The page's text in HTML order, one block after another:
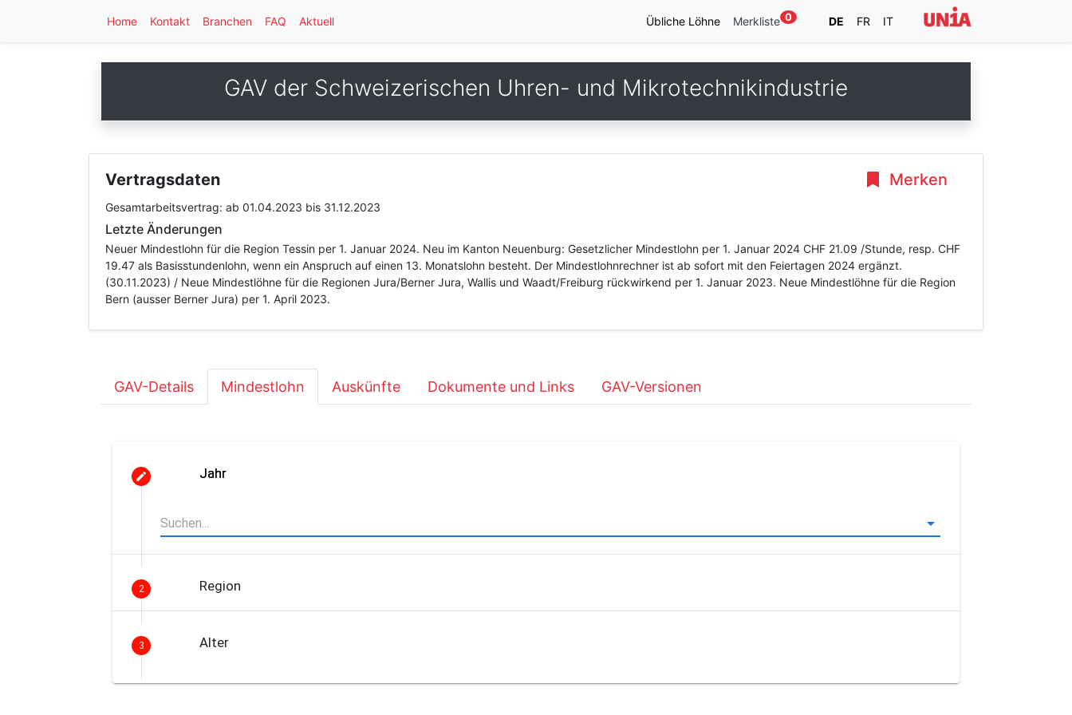
Home Kontakt Branchen FAQ Aktuell Übliche Löhne Merkliste 0 DE FR IT
GAV der Schweizerischen Uhren- und Mikrotechnikindustrie
Merken
Vertragsdaten
Gesamtarbeitsvertrag: ab 01.04.2023 bis 31.12.2023
Letzte Änderungen
Neuer Mindestlohn für die Region Tessin per 1. Januar 2024. Neu im Kanton Neuenburg: Gesetzlicher Mindestlohn per 1. Januar 2024 CHF 21.09 /Stunde, resp. CHF
19.47 als Basisstundenlohn, wenn ein Anspruch auf einen 13. Monatslohn besteht. Der Mindestlohnrechner ist ab sofort mit den Feiertagen 2024 ergänzt.
(30.11.2023) / Neue Mindestlöhne für die Regionen Jura/Berner Jura, Wallis und Waadt/Freiburg rückwirkend per 1. Januar 2023. Neue Mindestlöhne für die Region
Bern (ausser Berner Jura) per 1. April 2023.
GAV-Details Mindestlohn Auskünfte Dokumente und Links GAV-Versionen
Jahr
2 Region
3 Alter